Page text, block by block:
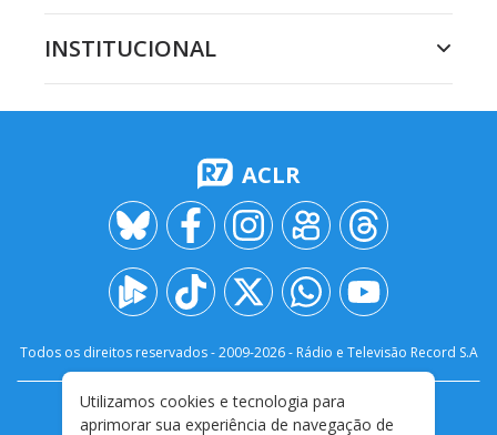
INSTITUCIONAL
ACLR
Todos os direitos reservados - 2009-2026- Rádio e Televisão Record S.A
FALE CONOSCO
PRIVACIDADE
Utilizamos cookies e tecnologia para
aprimorar sua experiência de navegação de